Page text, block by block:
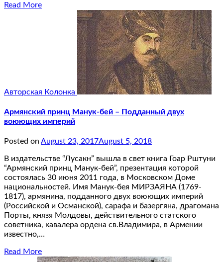
Read More
Авторская Колонка
Армянский принц Манук-бей – Подданный двух
воюющих империй
Posted on August 23, 2017August 5, 2018
В издательстве “Лусакн” вышла в свет книга Гоар Рштуни
“Армянский принц Манук-бей”, презентация которой
состоялась 30 июня 2011 года, в Московском Доме
национальностей. Имя Манук-бея МИРЗАЯНА (1769-
1817), армянина, подданного двух воюющих империй
(Российской и Османской), сарафа и базергяна, драгомана
Порты, князя Молдовы, действительного статского
советника, кавалера ордена св.Владимира, в Армении
известно,…
Read More